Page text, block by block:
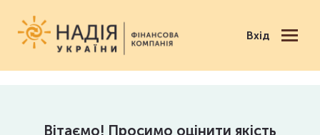
Вхід
Вітаємо! Просимо оцінити якість